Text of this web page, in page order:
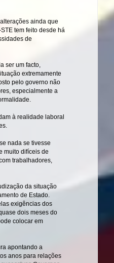
ainda que
tem feito desde há
de
ser um facto,
extremamente
pelo governo não
especialmente a
à realidade laboral
nada se tivesse
muito difíceis de
trabalhadores,
da situação
de Estado.
exigências dos
dois meses do
colocar em
apontando a
anos para relações